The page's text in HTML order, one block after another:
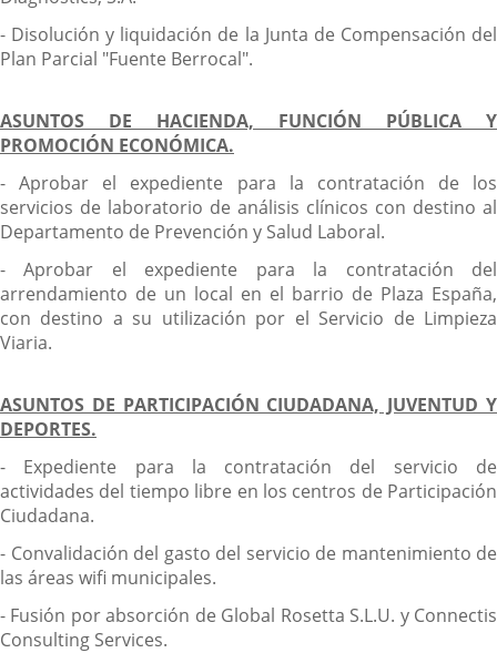
- Disolución y liquidación de la Junta de Compensación del
Plan Parcial "Fuente Berrocal".
ASUNTOS DE HACIENDA, FUNCIÓN PÚBLICA Y
PROMOCIÓN ECONÓMICA.
- Aprobar el expediente para la contratación de los
servicios de laboratorio de análisis clínicos con destino al
Departamento de Prevención y Salud Laboral.
- Aprobar el expediente para la contratación del
arrendamiento de un local en el barrio de Plaza España,
con destino a su utilización por el Servicio de Limpieza
Viaria.
ASUNTOS DE PARTICIPACIÓN CIUDADANA, JUVENTUD Y
DEPORTES.
- Expediente para la contratación del servicio de
actividades del tiempo libre en los centros de Participación
Ciudadana.
- Convalidación del gasto del servicio de mantenimiento de
las áreas wifi municipales.
- Fusión por absorción de Global Rosetta S.L.U. y Connectis
Consulting Services.